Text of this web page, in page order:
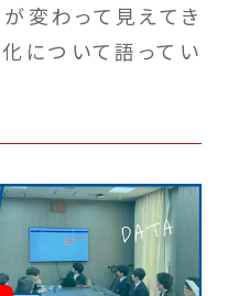
変わって見えてき
について語ってい